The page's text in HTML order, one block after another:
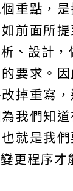
個重點，
前面所
、設計
要求。
掉重寫
我們知
就是我
更程序才